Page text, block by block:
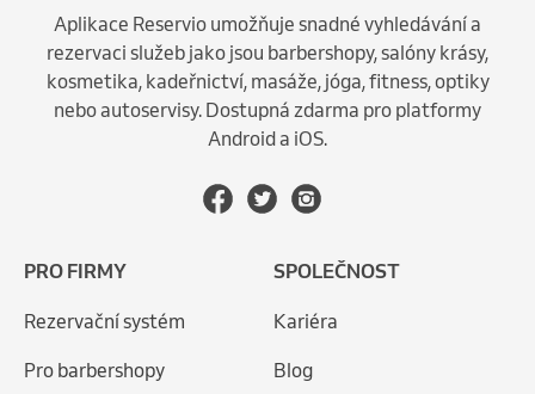
Aplikace Reservio umožňuje snadné vyhledávání a
rezervaci služeb jako jsou barbershopy, salóny krásy,
kosmetika, kadeřnictví, masáže, jóga, fitness, optiky
nebo autoservisy. Dostupná zdarma pro platformy
Android a iOS.
PRO FIRMY
Rezervační systém
Pro barbershopy
SPOLEČNOST
Kariéra
Blog